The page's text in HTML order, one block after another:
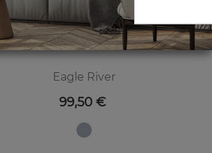
Eagle River
Preis
99,50 €